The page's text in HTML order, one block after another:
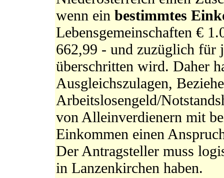
wenn ein bestimmtes
Lebensgemeinschaften €
662,99 - und zuzüglich für
überschritten wird. Daher
Ausgleichszulagen,
Arbeitslosengeld/
von Alleinverdienern mit
Einkommen einen
Der Antragsteller muss
in Lanzenkirchen haben.